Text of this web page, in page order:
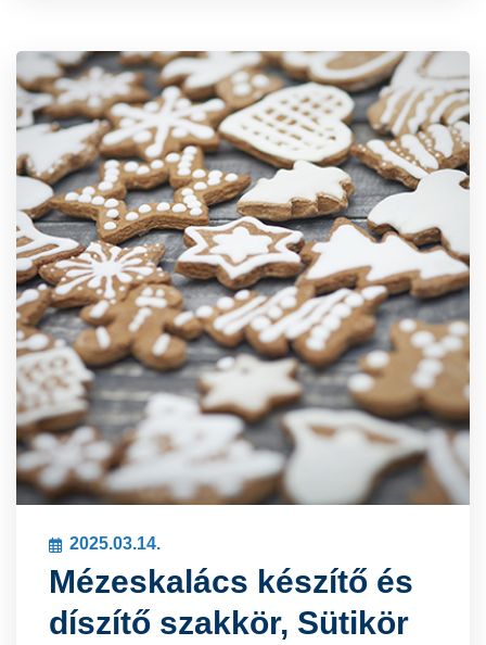
2025.03.14.
Mézeskalács készítő és
díszítő szakkör, Sütikör